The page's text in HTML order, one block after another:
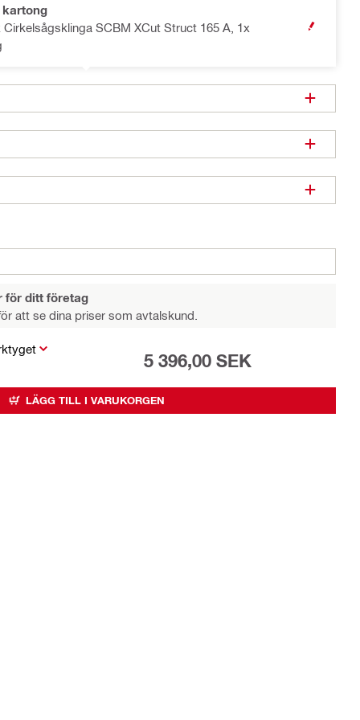
kartong
Cirkelsågsklinga SCBM XCut Struct 165 A, 1x
OPEN
för ditt företag
att se dina priser som avtalskund.
5 396,00 SEK
LÄGG TILL I VARUKORGEN